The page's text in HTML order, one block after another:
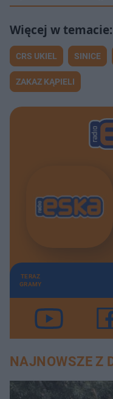
CRS UKIEL SINICE
ZAKAZ KĄPIELI
TERAZ
GRAMY
NAJNOWSZE Z